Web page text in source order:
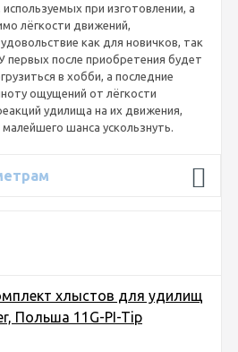
при изготовлении, а
лёгкости движений,
как для новичков, так
первых после приобретения будет
в хобби, а последние
ощущений от лёгкости
удилища на их движения,
шанса ускользнуть.
хлыстов для удилищ
Польша 11G-PI-Tip